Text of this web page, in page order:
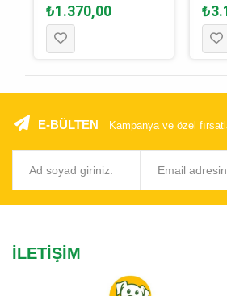
Yatağı Pembe 80.5
x 55 x 32 Cm
₺1.370,00
80 x
E-BÜLTEN Kampanya ve özel
İLETIŞIM